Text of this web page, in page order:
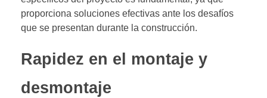
proporciona soluciones efectivas ante los desafíos
que se presentan durante la construcción.
Rapidez en el montaje y
desmontaje